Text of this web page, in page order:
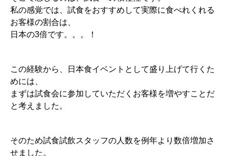
私の感覚では、試食をおすすめして実際に食べれくれる
お客様の割合は、
日本の3倍です。。。！
この経験から、日本食イベントとして盛り上げて行くた
めには、
まずは試食会に参加していただくお客様を増やすことだ
と考えました。
そのため試食試飲スタッフの人数を例年より数倍増加さ
せました。